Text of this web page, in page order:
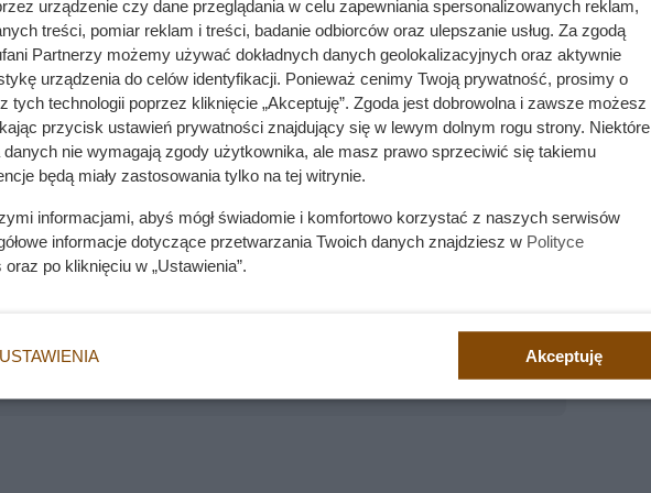
jako zwierzę dzikie, całkowicie zaadaptowane do warunków
Prowadzi nocny tryb życia. Długość życia szopa pracza na
kilkunastu lat, zdarzają się osobniki starsze. Podobnego wieku
lat.
Koty pokochały dopiero nowoczesne płaskie ekrany
za nim krok w krok. Prawda o zachowaniu kota zszokowała całą
urządzenie czy dane przeglądania w celu zapewniania spersonalizowanych reklam,
treści, pomiar reklam i treści, badanie odbiorców oraz ulepszanie usług. Za zgodą
Partnerzy możemy używać dokładnych danych geolokalizacyjnych oraz aktywnie
urządzenia do celów identyfikacji. Ponieważ cenimy Twoją prywatność, prosimy o
tych technologii poprzez kliknięcie „Akceptuję”. Zgoda jest dobrowolna i zawsze możesz
przycisk ustawień prywatności znajdujący się w lewym dolnym rogu strony. Niektóre
danych nie wymagają zgody użytkownika, ale masz prawo sprzeciwić się takiemu
będą miały zastosowania tylko na tej witrynie.
informacjami, abyś mógł świadomie i komfortowo korzystać z naszych serwisów
informacje dotyczące przetwarzania Twoich danych znajdziesz w Polityce
oraz po kliknięciu w „Ustawienia”.
USTAWIENIA Akceptuję